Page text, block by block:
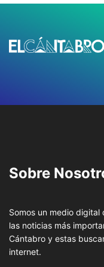
Sobre
Somos un medio
las noticias más
Cántabro y estas
internet.